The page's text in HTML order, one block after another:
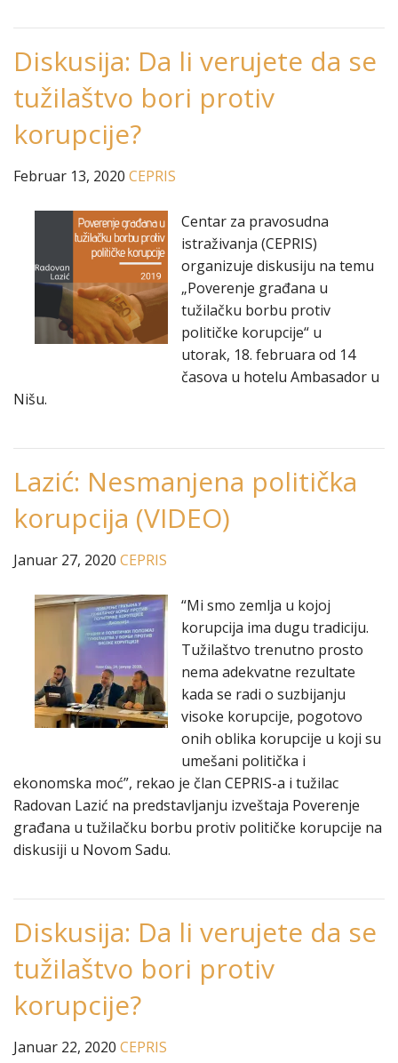
Diskusija: Da li verujete da se
tužilaštvo bori protiv
korupcije?
Februar 13, 2020 CEPRIS
Centar za pravosudna
istraživanja (CEPRIS)
organizuje diskusiju na temu
„Poverenje građana u
tužilačku borbu protiv
političke korupcije“ u
utorak, 18. februara od 14
časova u hotelu Ambasador u
Nišu.
Lazić: Nesmanjena politička
korupcija (VIDEO)
Januar 27, 2020 CEPRIS
“Mi smo zemlja u kojoj
korupcija ima dugu tradiciju.
Tužilaštvo trenutno prosto
nema adekvatne rezultate
kada se radi o suzbijanju
visoke korupcije, pogotovo
onih oblika korupcije u koji su
umešani politička i
ekonomska moć”, rekao je član CEPRIS-a i tužilac
Radovan Lazić na predstavljanju izveštaja Poverenje
građana u tužilačku borbu protiv političke korupcije na
diskusiji u Novom Sadu.
Diskusija: Da li verujete da se
tužilaštvo bori protiv
korupcije?
Januar 22, 2020 CEPRIS